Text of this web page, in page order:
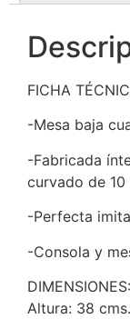
FICHA
-Mesa baja
-Fabricada
curvado de
-Perfecta
-Consola y
Altura: 38 cms.